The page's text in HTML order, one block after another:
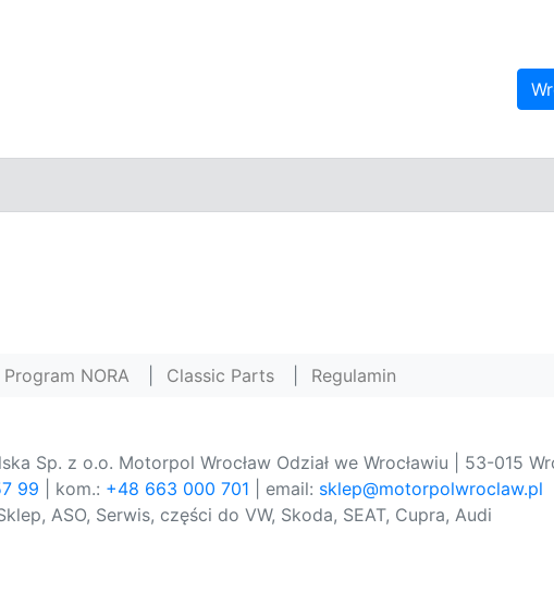
Program NORA Classic Parts Regulamin
Sp. z o.o. Motorpol Wrocław Odział we Wrocławiu | 53-015
99 | kom.: +48 663 000 701 | email: sklep@motorpolwroclaw.pl
ASO, Serwis, części do VW, Skoda, SEAT, Cupra, Audi